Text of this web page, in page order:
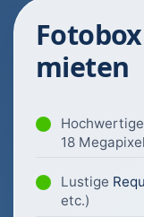
mieten
18 Megapixel
Lustige
etc.)